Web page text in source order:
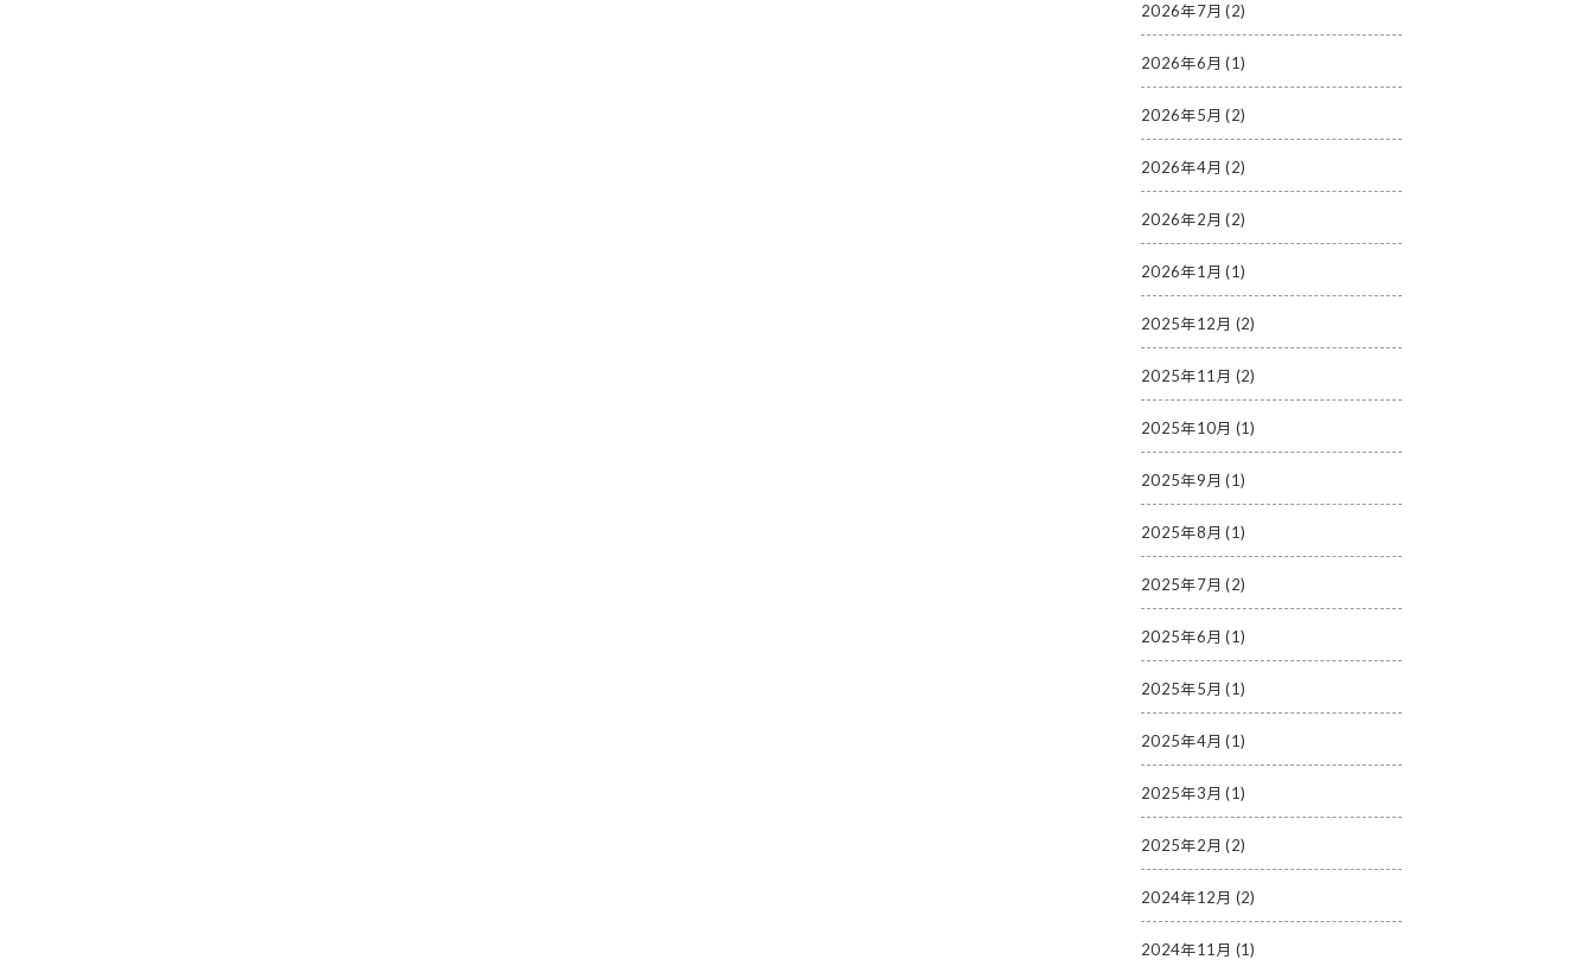
2026年7月 (2)
2026年6月 (1)
2026年5月 (2)
2026年4月 (2)
2026年2月 (2)
2026年1月 (1)
2025年12月 (2)
2025年11月 (2)
2025年10月 (1)
2025年9月 (1)
2025年8月 (1)
2025年7月 (2)
2025年6月 (1)
2025年5月 (1)
2025年4月 (1)
2025年3月 (1)
2025年2月 (2)
2024年12月 (2)
2024年11月 (1)